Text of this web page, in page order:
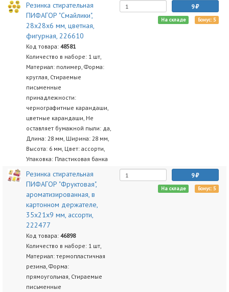
Резинка стирательная
ПИФАГОР "Смайлики",
28x28x6 мм, цветная,
фигурная, 226610
Код товара: 48581
Количество в наборе: 1 шт,
Материал: полимер, Форма:
круглая, Стираемые
письменные
принадлежности:
чернографитные карандаши,
цветные карандаши, Не
оставляет бумажной пыли: да,
Длина: 28 мм, Ширина: 28 мм,
Высота: 6 мм, Цвет: ассорти,
Упаковка: Пластиковая банка
9
На складе Бонус: 5
Резинка стирательная
ПИФАГОР "Фруктовая",
ароматизированная, в
картонном держателе,
35х21х9 мм, ассорти,
222477
Код товара: 46898
Количество в наборе: 1 шт,
Материал: термопластичная
резина, Форма:
прямоугольная, Стираемые
письменные
9
На складе Бонус: 5